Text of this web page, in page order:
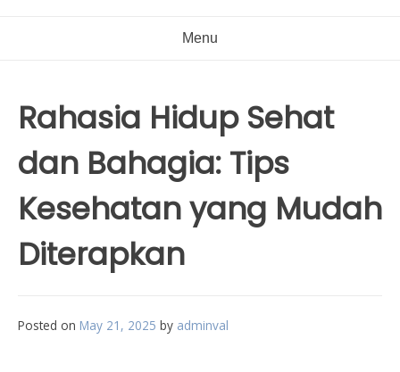
Menu
Rahasia Hidup Sehat
dan Bahagia: Tips
Kesehatan yang Mudah
Diterapkan
Posted on May 21, 2025 by adminval